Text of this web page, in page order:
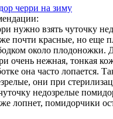
нужно взять чуточку
почти красные, но еще
около плодоножки.
очень нежная, тонкая
она часто лопается.
они при
недозрелые
лопнет, помидорчики